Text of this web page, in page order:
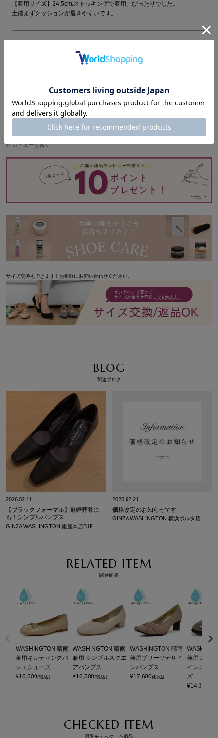
【着用サイズ】24.5cm/ストッキングで着用、ぴったりでした。
土踏まずクッションが履きやすいです。
●原産国：日本
●カラー：ブラック(BLK)
＞ サイズについて/靴の選び方
レビューを書く
サイズ交換もできます！お気軽にお問い合わせください。
BLOG
関連ブログ
2026.02.11
【ブラックフォーマル】冠婚葬祭に
も！シンプルパンプス
GINZA WASHINGTON 銀座本店B1F
2025.02.21
価格改定のお知らせです
GINZA WASHINGTON 横浜ポルタ店
RELATED ITEM
関連商品
WASHINGTON 晴雨
兼用キルティングバ
レエシューズ
¥16,500(税込)
WASHINGTON 晴雨
兼用 シンプルスクエ
アパンプス
¥16,500(税込)
WASHINGTON 晴雨
兼用プリーツデザイ
ンパンプス
¥17,600(税込)
兼用 レー
イングチッ
ズ
¥14,300
CHECKED ITEM
最近チェックした商品